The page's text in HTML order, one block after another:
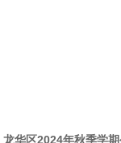
龙华区2024年秋季学